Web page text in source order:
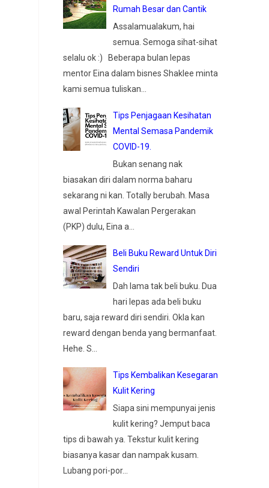
Rumah Besar dan Cantik
Assalamualakum, hai
semua. Semoga sihat-sihat
selalu ok :) Beberapa bulan lepas
mentor Eina dalam bisnes Shaklee minta
kami semua tuliskan...
Tips Penjagaan Kesihatan
Mental Semasa Pandemik
COVID-19.
Bukan senang nak
biasakan diri dalam norma baharu
sekarang ni kan. Totally berubah. Masa
awal Perintah Kawalan Pergerakan
(PKP) dulu, Eina a...
Beli Buku Reward Untuk Diri
Sendiri
Dah lama tak beli buku. Dua
hari lepas ada beli buku
baru, saja reward diri sendiri. Okla kan
reward dengan benda yang bermanfaat.
Hehe. S...
Tips Kembalikan Kesegaran
Kulit Kering
Siapa sini mempunyai jenis
kulit kering? Jemput baca
tips di bawah ya. Tekstur kulit kering
biasanya kasar dan nampak kusam.
Lubang pori-por...